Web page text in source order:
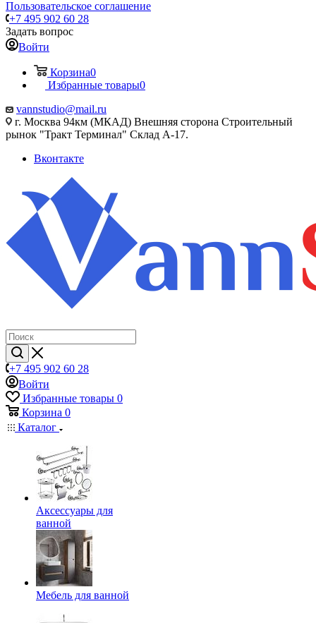
Пользовательское соглашение
+7 495 902 60 28
Задать вопрос
Войти
Корзина0
Избранные товары0
vannstudio@mail.ru
г. Москва 94км (МКАД) Внешняя сторона Строительный
рынок "Тракт Терминал" Склад А-17.
Вконтакте
+7 495 902 60 28
Войти
Избранные товары 0
Корзина 0
Каталог
Аксессуары для
ванной
Мебель для ванной